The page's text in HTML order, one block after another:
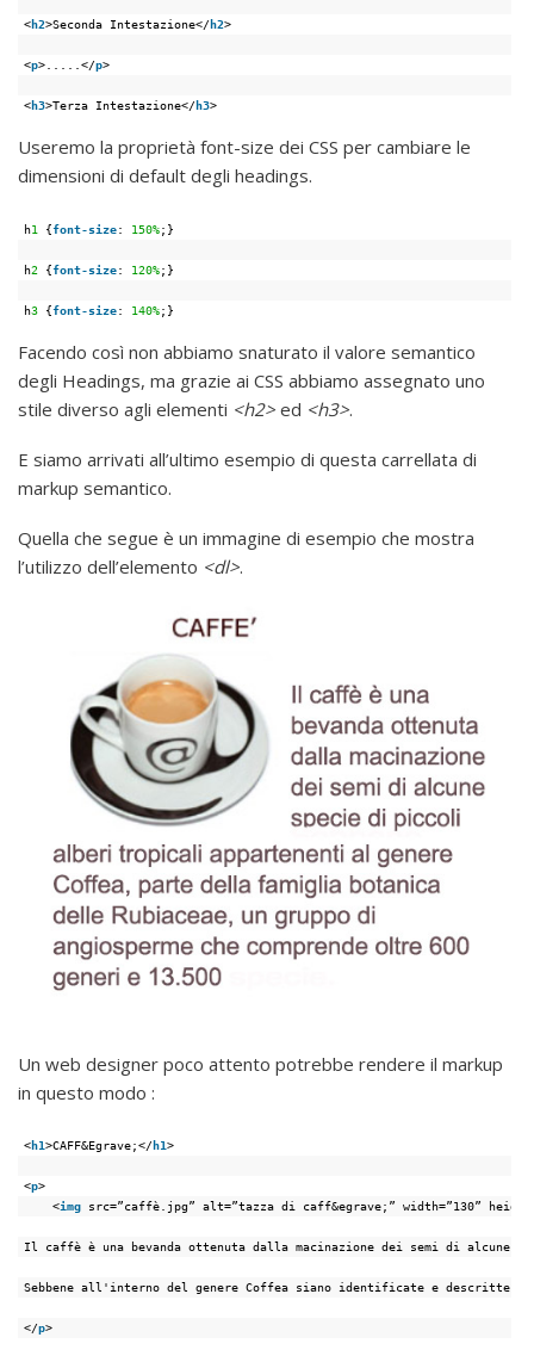
<h2>Seconda Intestazione</h2>
<p>.....</p>
<h3>Terza Intestazione</h3>
Useremo la proprietà font-size dei CSS per cambiare le
dimensioni di default degli headings.
h1 {font-size: 150%;}
h2 {font-size: 120%;}
h3 {font-size: 140%;}
Facendo così non abbiamo snaturato il valore semantico
degli Headings, ma grazie ai CSS abbiamo assegnato uno
stile diverso agli elementi <h2> ed <h3>.
E siamo arrivati all’ultimo esempio di questa carrellata di
markup semantico.
Quella che segue è un immagine di esempio che mostra
l’utilizzo dell’elemento <dl>.
Un web designer poco attento potrebbe rendere il markup
in questo modo :
<h1>CAFF&Egrave;</ h1>
<p>
<img src=”caffè.jpg” alt=”tazza di caff&egrave;” width=”130”
Il caffè è una bevanda ottenuta dalla macinazione dei semi di alcune
Sebbene all'interno del genere Coffea siano identificate e descritte
</p>